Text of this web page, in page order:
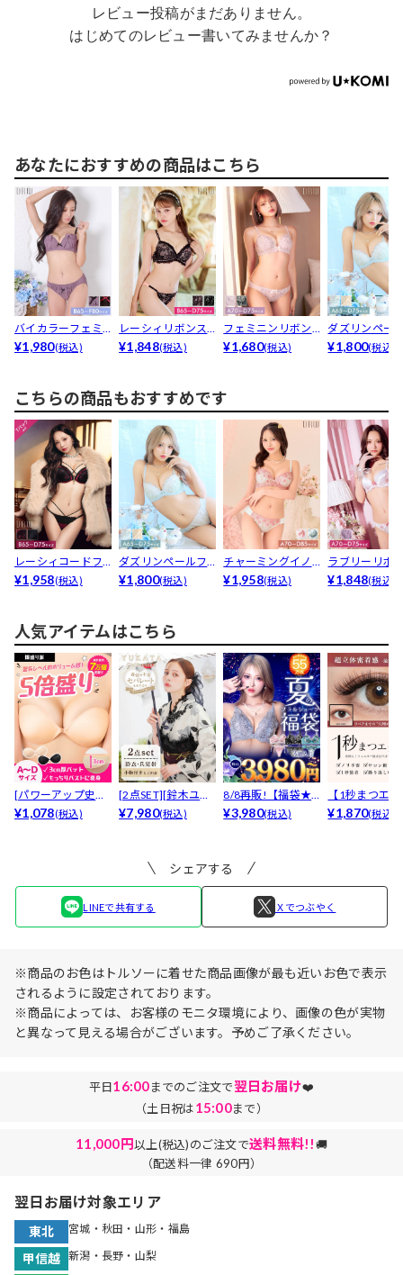
レビュー投稿がまだありません。
はじめてのレビュー書いてみませんか？
あなたにおすすめの商品はこちら
バイカラーフェミ
ニンフリルブラジ
¥1,980(税込)
レーシィリボンス
テッチブラジャー&
¥1,848(税込)
フェミニンリボン
フルーレットブラ
¥1,680(税込)
ダズリンペー
ラワーブラジ
¥1,800(税込)
こちらの商品もおすすめです
レーシィコードフ
ァスナーブラジャ
¥1,958(税込)
ダズリンペールフ
ラワーブラジャー&
¥1,800(税込)
チャーミングイノ
セントフラワーブ
¥1,958(税込)
ラブリーリボ
トライプブラ
¥1,848(税込)
人気アイテムはこちら
[パワーアップ史上
最強5倍盛りアップ
¥1,078(税込)
[2点SET][鈴木ユリ
ア(baby)...
¥7,980(税込)
8/8再販!【福袋★
ブラセット3点
¥3,980(税込)
【1秒まつエ
リュームタイ
¥1,870(税込)
シェアする
LINEで共有する Ｘでつぶやく
※商品のお色はトルソーに着せた商品画像が最も近いお色で表示
されるように設定されております。
※商品によっては、お客様のモニタ環境により、画像の色が実物
と異なって見える場合がございます。予めご了承ください。
平日16:00までのご注文で翌日お届け❤️
（土日祝は15:00まで）
11,000円以上(税込)のご注文で送料無料!!🚚
（配送料一律 690円）
翌日お届け対象エリア
東北 宮城・秋田・山形・福島
甲信越 新潟・長野・山梨